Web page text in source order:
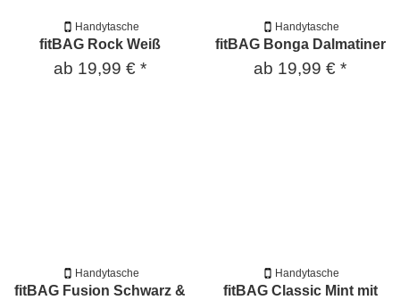
Handytasche
fitBAG Rock Weiß
ab 19,99 € *
Handytasche
fitBAG Bonga Dalmatiner
ab 19,99 € *
Handytasche
fitBAG Fusion Schwarz &
Handytasche
fitBAG Classic Mint mit